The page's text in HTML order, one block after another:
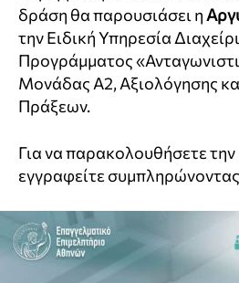
δράση θα παρουσιάσει η
την Ειδική Υπηρεσία
Προγράμματος
Μονάδας Α2, Αξιολόγησης
Πράξεων.
Για να παρακολουθήσετε
εγγραφείτε